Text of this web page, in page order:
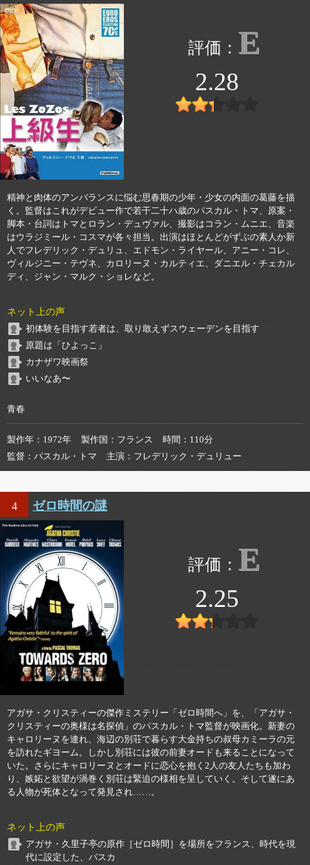
E
2.28
精神と肉体のアンバランスに悩む思春期の少年・少女の内面の葛藤を描
く。監督はこれがデビュー作で若干二十ハ歳のパスカル・トマ、原案・
脚本・台詞はトマとロラン・デュヴァル、撮影はコラン・ムニエ、音楽
はウラジミール・コスマが各々担当。出演はほとんどがずぶの素人か新
人でフレデリック・デュリュ、エドモン・ライヤール、アニー・コレ、
ヴィルジニー・テヴネ、カロリーヌ・カルティエ、ダニエル・チェカル
ディ、ジャン・マルク・ショレなど。
ネット上の声
初体験を目指す若者は、取り敢えずスウェーデンを目指す
原題は「ひよっこ」
カナザワ映画祭
いいなあ〜
青春
製作年 1972年 製作国 フランス 時間
110分
監督
パスカル・トマ 主演 フレデリック・デュリュー
4 ゼロ時間の謎
E
2.25
アガサ・クリスティーの傑作ミステリー「ゼロ時間へ」を、「アガサ・
クリスティーの奥様は名探偵」のパスカル・トマ監督が映画化。新妻の
キャロリーヌを連れ、海辺の別荘で暮らす大金持ちの叔母カミーラの元
を訪れたギヨーム。しかし別荘には彼の前妻オードも来ることになって
いた。さらにキャロリーヌとオードに恋心を抱く2人の友人たちも加わ
り、嫉妬と欲望が渦巻く別荘は緊迫の様相を呈していく。そして遂にあ
る人物が死体となって発見され……。
ネット上の声
アガサ・久里子亭の原作［ゼロ時間］を場所をフランス、時代を現
代に設定した、パスカ